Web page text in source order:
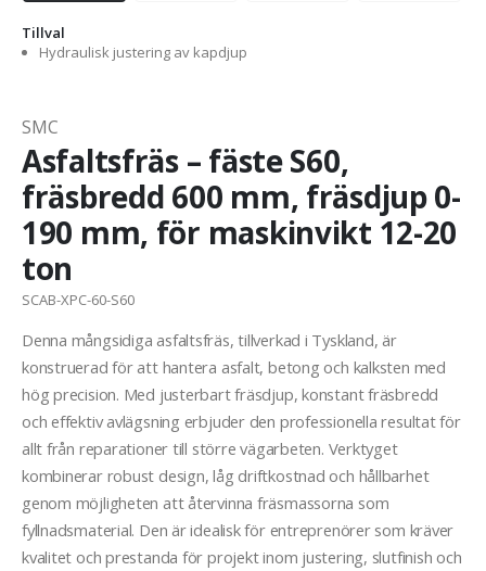
Tillval
Hydraulisk justering av kapdjup
SMC
Asfaltsfräs – fäste S60,
fräsbredd 600 mm, fräsdjup 0-
190 mm, för maskinvikt 12-20
ton
SCAB-XPC-60-S60
Denna mångsidiga asfaltsfräs, tillverkad i Tyskland, är
konstruerad för att hantera asfalt, betong och kalksten med
hög precision. Med justerbart fräsdjup, konstant fräsbredd
och effektiv avlägsning erbjuder den professionella resultat för
allt från reparationer till större vägarbeten. Verktyget
kombinerar robust design, låg driftkostnad och hållbarhet
genom möjligheten att återvinna fräsmassorna som
fyllnadsmaterial. Den är idealisk för entreprenörer som kräver
kvalitet och prestanda för projekt inom justering, slutfinish och